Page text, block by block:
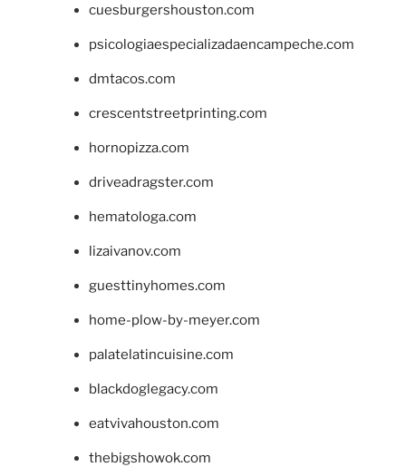
cuesburgershouston.com
psicologiaespecializadaencampeche.com
dmtacos.com
crescentstreetprinting.com
hornopizza.com
driveadragster.com
hematologa.com
lizaivanov.com
guesttinyhomes.com
home-plow-by-meyer.com
palatelatincuisine.com
blackdoglegacy.com
eatvivahouston.com
thebigshowok.com